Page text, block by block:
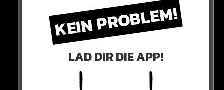
KEIN PROBLEM!
LAD DIR DIE APP!